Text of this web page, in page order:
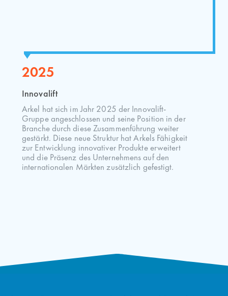
2025
Innovalift
Arkel hat sich im Jahr 2025 der Innovalift-
Gruppe angeschlossen und seine Position in der
Branche durch diese Zusammenführung weiter
gestärkt. Diese neue Struktur hat Arkels Fähigkeit
zur Entwicklung innovativer Produkte erweitert
und die Präsenz des Unternehmens auf den
internationalen Märkten zusätzlich gefestigt.